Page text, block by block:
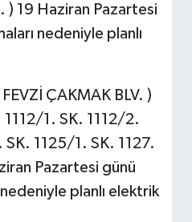
) 19 Haziran Pazartesi
nedeniyle planlı
ÇAKMAK BLV. )
1112/1. SK. 1112/2.
SK. 1125/1. SK. 1127.
Pazartesi günü
planlı elektrik